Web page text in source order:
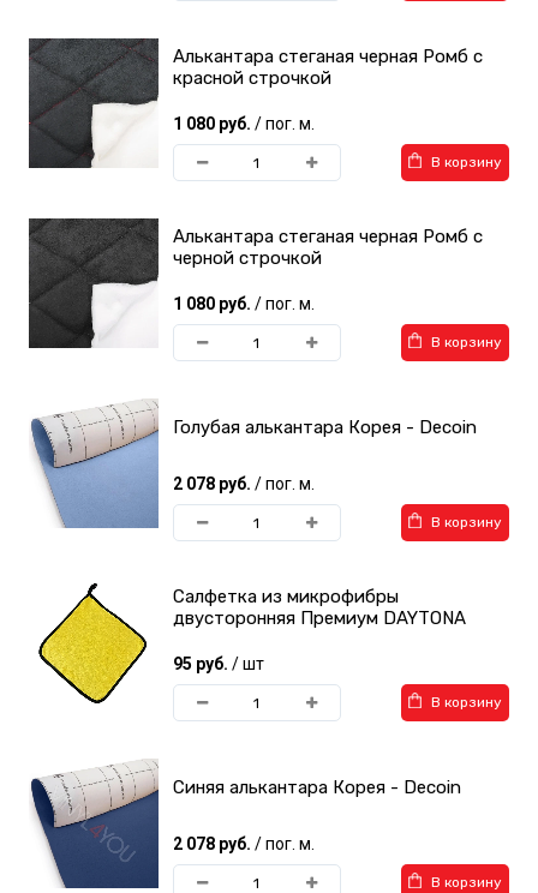
Алькантара стеганая черная Ромб с
красной строчкой
1 080 руб. / пог. м.
В корзину
Алькантара стеганая черная Ромб с
черной строчкой
1 080 руб. / пог. м.
В корзину
Голубая алькантара Корея - Decoin
2 078 руб. / пог. м.
В корзину
Салфетка из микрофибры
двусторонняя Премиум DAYTONA
95 руб. / шт
В корзину
Синяя алькантара Корея - Decoin
2 078 руб. / пог. м.
В корзину